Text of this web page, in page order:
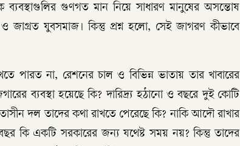
ব্যবস্থাগুলির গুণগত মান নিয়ে সাধারণ মানুষের অসন্তোষ
জাগ্রত যুবসমাজ। কিন্তু প্রশ্ন হলো, সেই জাগরণ কীভাবে
পারত না, রেশনের চাল ও বিভিন্ন ভাতায় তার খাবারের
ব্যবস্থা হয়েছে কি? দারিদ্র্য হঠানো ও বছরে দুই কোটি
দল তাদের কথা রাখতে পেরেছে কি? নাকি আদৌ রাখার
কি একটি সরকারের জন্য যথেষ্ট সময় নয়? কিন্তু তাদের